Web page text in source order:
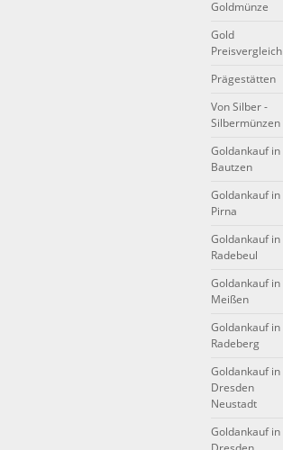
Goldmünze
Gold
Preisvergleich
Prägestätten
Von Silber -
Silbermünzen
Goldankauf in
Bautzen
Goldankauf in
Pirna
Goldankauf in
Radebeul
Goldankauf in
Meißen
Goldankauf in
Radeberg
Goldankauf in
Dresden
Neustadt
Goldankauf in